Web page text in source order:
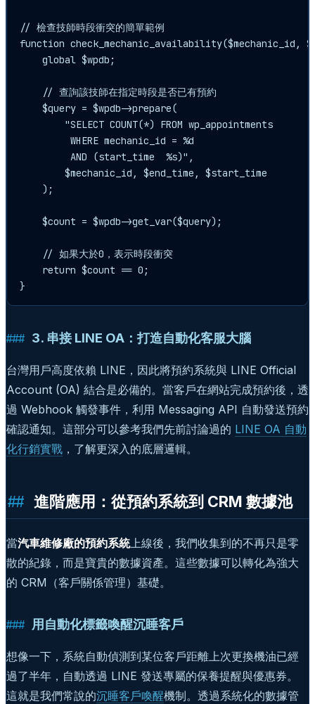
// 檢查技師時段衝突的簡單範例
function check_mechanic_availability($mechanic_id,
    global $wpdb;
    // 查詢該技師在指定時段是否已有預約
    $query = $wpdb->prepare(
        "SELECT COUNT(*) FROM wp_appointments
         WHERE mechanic_id = %d
         AND (start_time  %s)",
        $mechanic_id, $end_time, $start_time
    );
    $count = $wpdb->get_var($query);
    // 如果大於0，表示時段衝突
    return $count == 0;
3. 串接 LINE OA：打造自動化客服大腦
台灣用戶高度依賴 LINE，因此將預約系統與 LINE Official
Account (OA) 結合是必備的。當客戶在網站完成預約後，透
過 Webhook 觸發事件，利用 Messaging API 自動發送預約
確認通知。這部分可以參考我們先前討論過的 LINE OA 自動
化行銷實戰 ，了解更深入的底層邏輯。
進階應用：從預約系統到 CRM 數據池
當汽車維修廠的預約系統上線後，我們收集到的不再只是零
散的紀錄，而是寶貴的數據資產。這些數據可以轉化為強大
的 CRM（客戶關係管理）基礎。
用自動化標籤喚醒沉睡客戶
想像一下，系統自動偵測到某位客戶距離上次更換機油已經
過了半年，自動透過 LINE 發送專屬的保養提醒與優惠券。
這就是我們常說的沉睡客戶喚醒機制。透過系統化的數據管